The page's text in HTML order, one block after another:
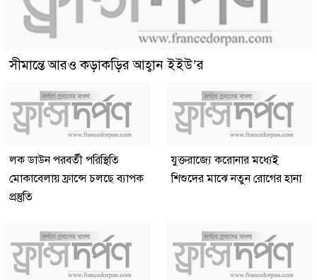
সীমান্তে আরও কড়াকড়ির আহ্বান ইইউ’র
লক ডাউন পরবর্তী পরিস্থিতি
মোকাবেলায় ফ্রান্সে চলছে ব্যাপক
প্রস্তুতি
যুক্তরাজ্যে করোনার মধ্যেই
শিশুদের মাঝে নতুন রোগের হানা